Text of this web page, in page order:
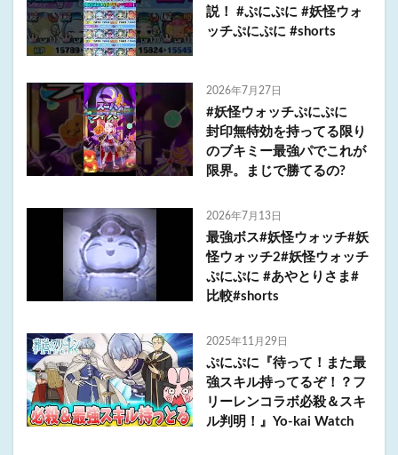
説！ #ぷにぷに #妖怪ウォ
ッチぷにぷに #shorts
2026年7月27日
#妖怪ウォッチぷにぷに
封印無特効を持ってる限り
のブキミー最強パでこれが
限界。まじで勝てるの?
2026年7月13日
最強ボス#妖怪ウォッチ#妖
怪ウォッチ2#妖怪ウォッチ
ぷにぷに #あやとりさま#
比較#shorts
2025年11月29日
ぷにぷに『待って！また最
強スキル持ってるぞ！？フ
リーレンコラボ必殺＆スキ
ル判明！』Yo-kai Watch